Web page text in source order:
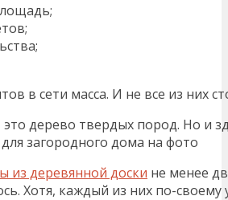
в сети масса. И не все из них
это дерево твердых пород. Но и
из деревянной доски не менее
Хотя, каждый из них по-